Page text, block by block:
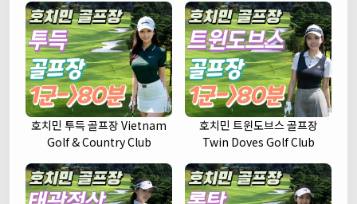
호치민 투득 골프장 Vietnam
Golf & Country Club
호치민 트윈도브스 골프장
Twin Doves Golf Club